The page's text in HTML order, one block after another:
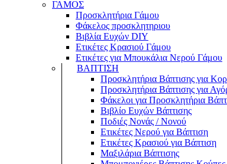
ΓΑΜΟΣ
Προσκλητήρια Γάμου
Φάκελος προσκλητηριου
Βιβλία Ευχών DIY
Ετικέτες Κρασιού Γάμου
Ετικέτες για Μπουκάλια Νερού Γάμου
ΒΑΠΤΙΣΗ
Προσκλητήρια Βάπτισης για
Προσκλητήρια Βάπτισης για
Φάκελοι για Προσκλητήρια
Βιβλίο Ευχών Βάπτισης
Ποδιές Νονάς / Νονού
Ετικέτες Νερού για Βάπτιση
Ετικέτες Κρασιού για Βάπτιση
Μαξιλάρια Βάπτισης